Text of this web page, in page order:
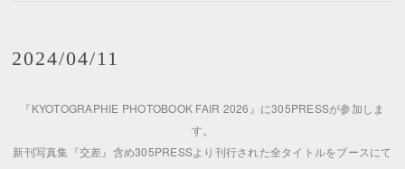
2024/04/11
『KYOTOGRAPHIE PHOTOBOOK FAIR 2026』に305PRESSが参加しま
す。
新刊写真集『交差』含め305PRESSより刊行された全タイトルをブースにて